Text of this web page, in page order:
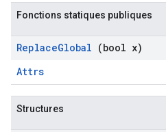
Fonctions statiques publiques
ReplaceGlobal (bool x)
Attrs
Structures